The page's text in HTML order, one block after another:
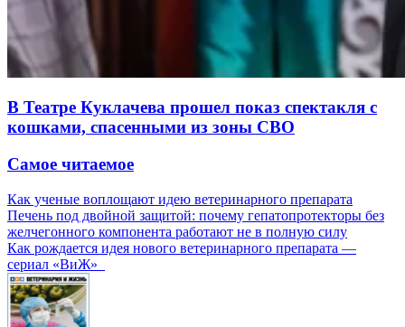
В Театре Куклачева прошел показ спектакля с
кошками, спасенными из зоны СВО
Самое читаемое
Как ученые воплощают идею ветеринарного препарата
Печень под двойной защитой: почему гепатопротекторы без
желчегонного компонента работают не в полную силу
Как рождается идея нового ветеринарного препарата —
сериал «ВиЖ»